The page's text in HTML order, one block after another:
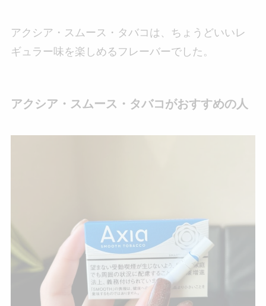
アクシア・スムース・タバコは、ちょうどいいレ
ギュラー味を楽しめるフレーバーでした。
アクシア・スムース・タバコがおすすめの人